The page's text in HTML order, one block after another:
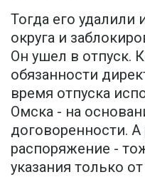
Тогда его удалили
округа и
Он ушел в отпуск.
обязанности
время отпуска
Омска - на
договоренности.
распоряжение -
указания только